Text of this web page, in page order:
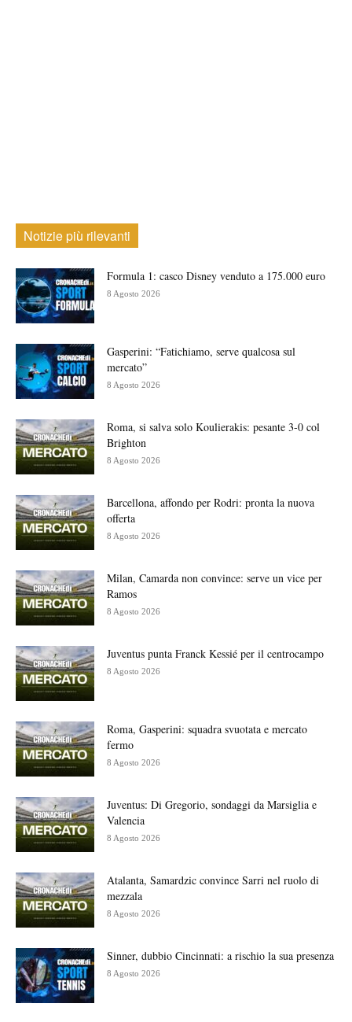
Notizie più rilevanti
Formula 1: casco Disney venduto a 175.000 euro
8 Agosto 2026
Gasperini: “Fatichiamo, serve qualcosa sul
mercato”
8 Agosto 2026
Roma, si salva solo Koulierakis: pesante 3-0 col
Brighton
8 Agosto 2026
Barcellona, affondo per Rodri: pronta la nuova
offerta
8 Agosto 2026
Milan, Camarda non convince: serve un vice per
Ramos
8 Agosto 2026
Juventus punta Franck Kessié per il centrocampo
8 Agosto 2026
Roma, Gasperini: squadra svuotata e mercato
fermo
8 Agosto 2026
Juventus: Di Gregorio, sondaggi da Marsiglia e
Valencia
8 Agosto 2026
Atalanta, Samardzic convince Sarri nel ruolo di
mezzala
8 Agosto 2026
Sinner, dubbio Cincinnati: a rischio la sua presenza
8 Agosto 2026